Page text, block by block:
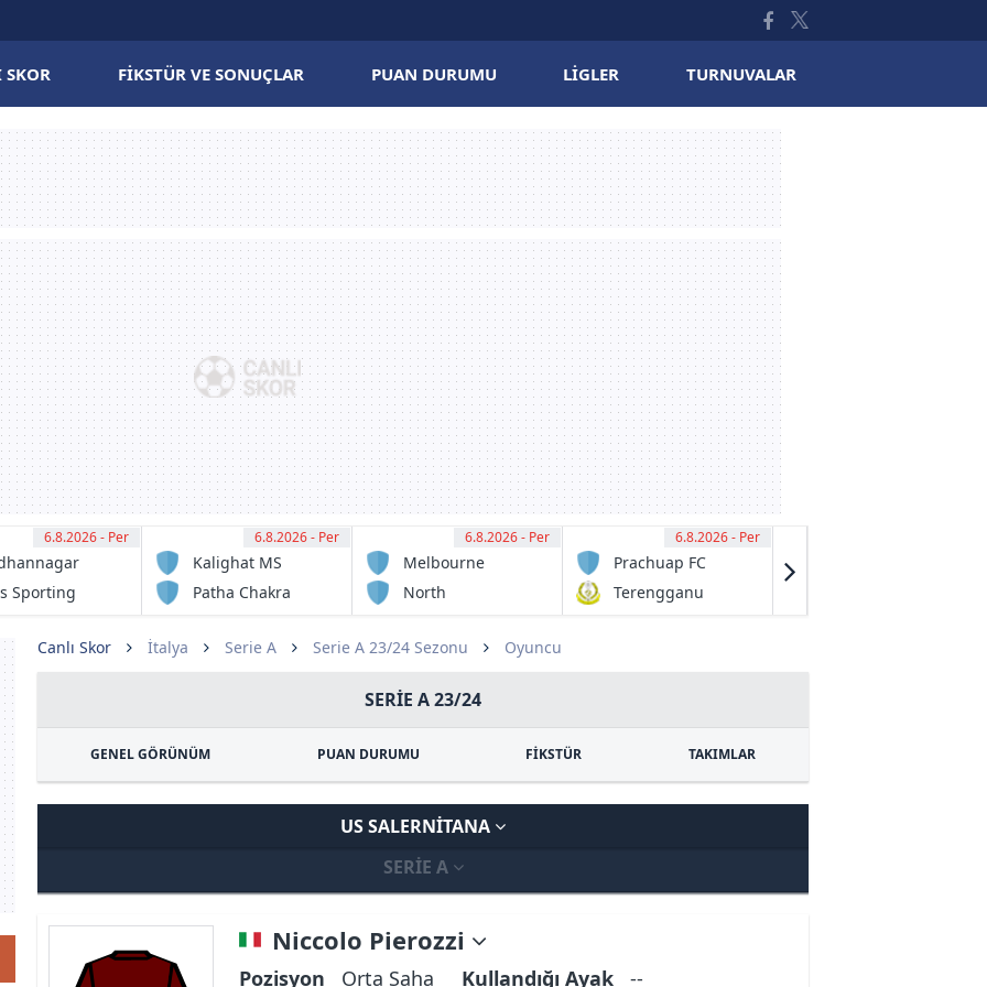
SKOR FIKSTÜR VE SONUÇLAR PUAN DURUMU LIGLER TURNUVALAR
12:30
6.8.2026 - Per
Sporting
12:30
6.8.2026 - Per
Kalighat MS
Patha Chakra
13:00
6.8.2026 - Per
Melbourne
Victory FC
North
Eagles FC
13:00
6.8.2026 - Per
Prachuap FC
Terengganu
Canlı Skor İtalya Serie A Serie A 23/24 Sezonu Oyuncu
SERIE A 23/24
GENEL GÖRÜNÜM PUAN DURUMU FİKSTÜR TAKIMLAR
US SALERNITANA
SERIE A
Niccolo Pierozzi
Pozisyon Orta Saha Kullandığı Ayak --